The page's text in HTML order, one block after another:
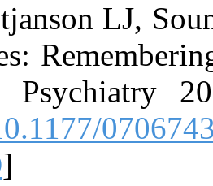
7. Kristjanson
Families:
Can J
[DOI:10.1177/
[